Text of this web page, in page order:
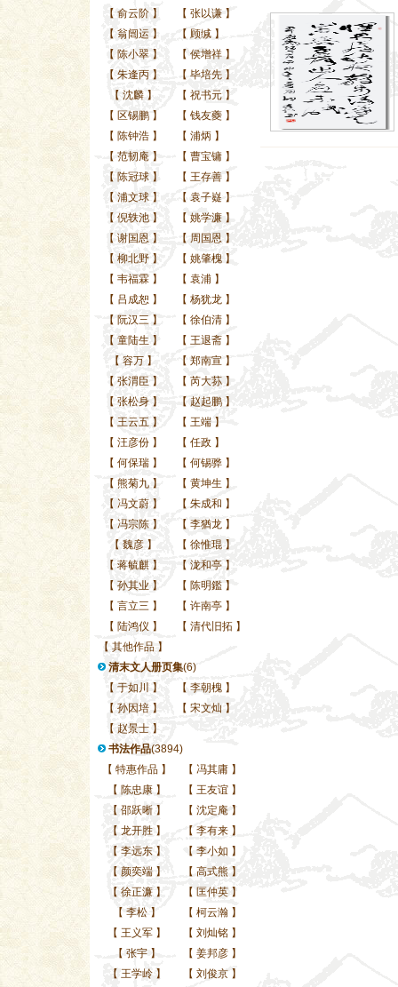
【 俞云阶 】 【 张以谦 】
【 翁闿运 】 【 顾缄 】
【 陈小翠 】 【 侯增祥 】
【 朱逢丙 】 【 毕培先 】
【 沈麟 】 【 祝书元 】
【 区锡鹏 】 【 钱友夔 】
【 陈钟浩 】 【 浦炳 】
【 范韧庵 】 【 曹宝镛 】
【 陈冠球 】 【 王存善 】
【 浦文球 】 【 袁子嶷 】
【 倪轶池 】 【 姚学濂 】
【 谢国恩 】 【 周国恩 】
【 柳北野 】 【 姚肇槐 】
【 韦福霖 】 【 袁浦 】
【 吕成恕 】 【 杨犹龙 】
【 阮汉三 】 【 徐伯清 】
【 童陆生 】 【 王退斋 】
【 容万 】 【 郑南宣 】
【 张渭臣 】 【 芮大荪 】
【 张松身 】 【 赵起鹏 】
【 王云五 】 【 王端 】
【 汪彦份 】 【 任政 】
【 何保瑞 】 【 何锡骅 】
【 熊菊九 】 【 黄坤生 】
【 冯文蔚 】 【 朱成和 】
【 冯宗陈 】 【 李猶龙 】
【 魏彦 】 【 徐惟琨 】
【 蒋毓麒 】 【 泷和亭 】
【 孙其业 】 【 陈明鑑 】
【 言立三 】 【 许南亭 】
【 陆鸿仪 】 【 清代旧拓 】
【 其他作品 】
清末文人册页集(6)
【 于如川 】 【 李朝槐 】
【 孙因培 】 【 宋文灿 】
【 赵景士 】
书法作品(3894)
【 特惠作品】 【 冯其庸 】
【 陈忠康】 【 王友谊 】
【 邵跃晰】 【 沈定庵 】
【 龙开胜】 【 李有来 】
【 李远东】 【 李小如 】
【 颜奕端】 【 高式熊 】
【 徐正濂】 【 匡仲英 】
【 李松】 【 柯云瀚 】
【 王义军】 【 刘灿铭 】
【 张宇】 【 姜邦彦 】
【 王学岭】 【 刘俊京 】